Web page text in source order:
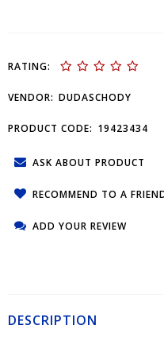
RATING:
VENDOR: DUDASCHODY
PRODUCT CODE: 19423434
ASK ABOUT PRODUCT
RECOMMEND TO A
ADD YOUR REVIEW
DESCRIPTION